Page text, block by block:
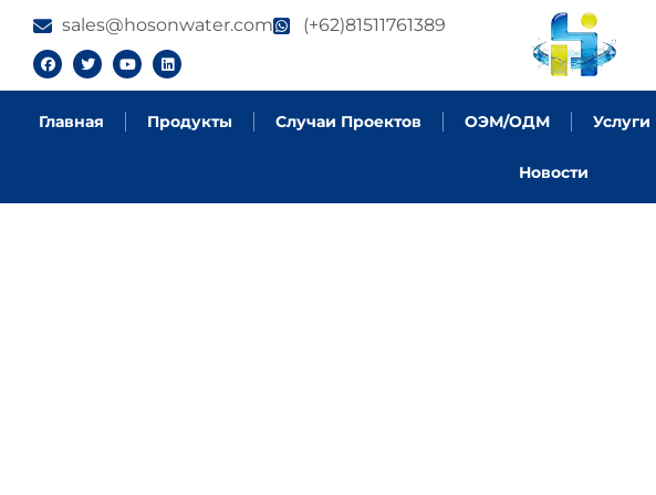
sales@hosonwater.com (+62)81511761389
Главная Продукты Случаи Проектов ОЭМ/ОДМ Услуги
Новости